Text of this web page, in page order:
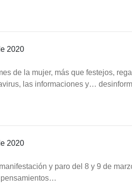
2020
de la mujer, más que festejos,
las informaciones y…
2020
y paro del 8 y 9 de
pensamientos…